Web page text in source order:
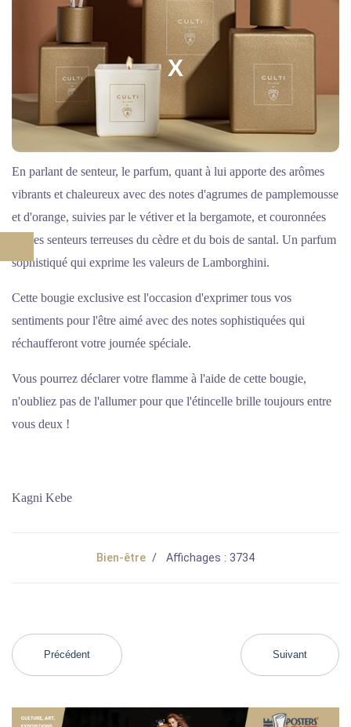
En parlant de senteur, le parfum, quant à lui apporte des arômes
vibrants et chaleureux avec des notes d'agrumes de pamplemousse
et d'orange, suivies par le vétiver et la bergamote, et couronnées
par les senteurs terreuses du cèdre et du bois de santal. Un parfum
sophistiqué qui exprime les valeurs de Lamborghini.
Cette bougie exclusive est l'occasion d'exprimer tous vos
sentiments pour l'être aimé avec des notes sophistiquées qui
réchaufferont votre journée spéciale.
Vous pourrez déclarer votre flamme à l'aide de cette bougie,
n'oubliez pas de l'allumer pour que l'étincelle brille toujours entre
vous deux !
Kagni Kebe
Bien-être Affichages : 3734
Précédent Suivant
X